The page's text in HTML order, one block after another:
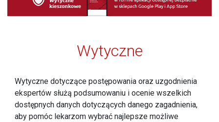
Wytyczne
Wytyczne dotyczące postępowania oraz uzgodnienia
ekspertów służą podsumowaniu i ocenie wszelkich
dostępnych danych dotyczących danego zagadnienia,
aby pomóc lekarzom wybrać najlepsze możliwe